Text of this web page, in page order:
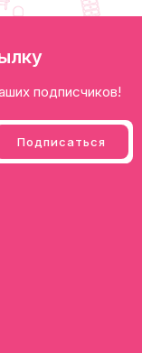
подписчиков!